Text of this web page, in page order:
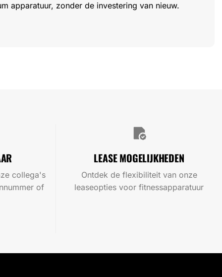
apparatuur, zonder de investering van nieuw.
collega's
of
LEASE MOGELIJKHEDEN
Ontdek de flexibiliteit van onze
leaseopties voor fitnessapparatuur